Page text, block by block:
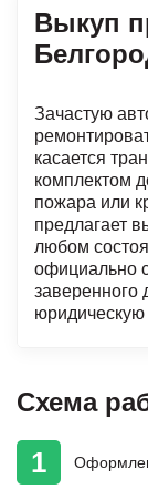
Выкуп
Зачастую
касается
комплектом
пожара или
предлагает
любом
официально
заверенного
юридическую
Схема
1